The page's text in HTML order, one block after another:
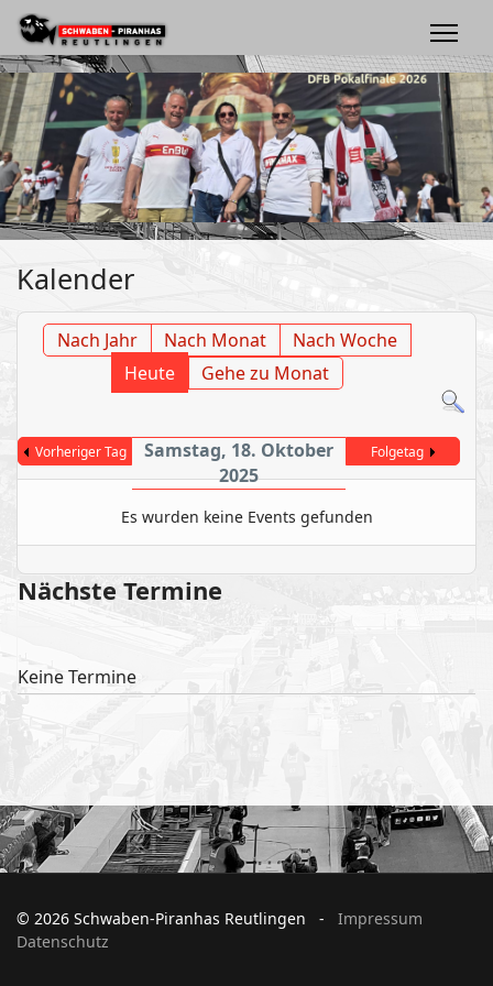
Kalender
Nach Jahr Nach Monat
Nach Woche
Heute
Gehe zu Monat
Vorheriger Tag
Samstag, 18. Oktober
2025
Folgetag
Es wurden keine Events gefunden
Nächste Termine
Keine Termine
© 2026 Schwaben-Piranhas Reutlingen - Impressum
Datenschutz